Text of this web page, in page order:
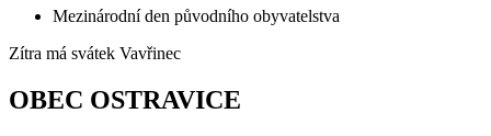
Mezinárodní den původního obyvatelstva
Zítra má svátek Vavřinec
OBEC OSTRAVICE